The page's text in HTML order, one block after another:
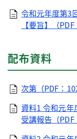
令和元年度第3
【要旨】（PDF
配布資料
次第（PDF：
資料1 令和元年
受講報告（PDF